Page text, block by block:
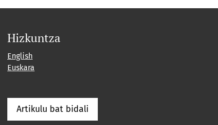
Hizkuntza
English
Euskara
Artikulu bat bidali